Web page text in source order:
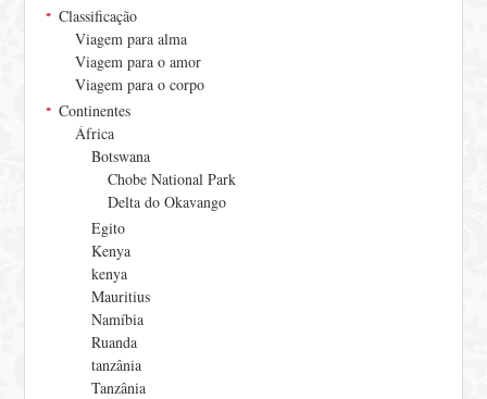
Classificação
Viagem para alma
Viagem para o amor
Viagem para o corpo
Continentes
África
Botswana
Chobe National Park
Delta do Okavango
Egito
Kenya
kenya
Mauritius
Namíbia
Ruanda
tanzânia
Tanzânia